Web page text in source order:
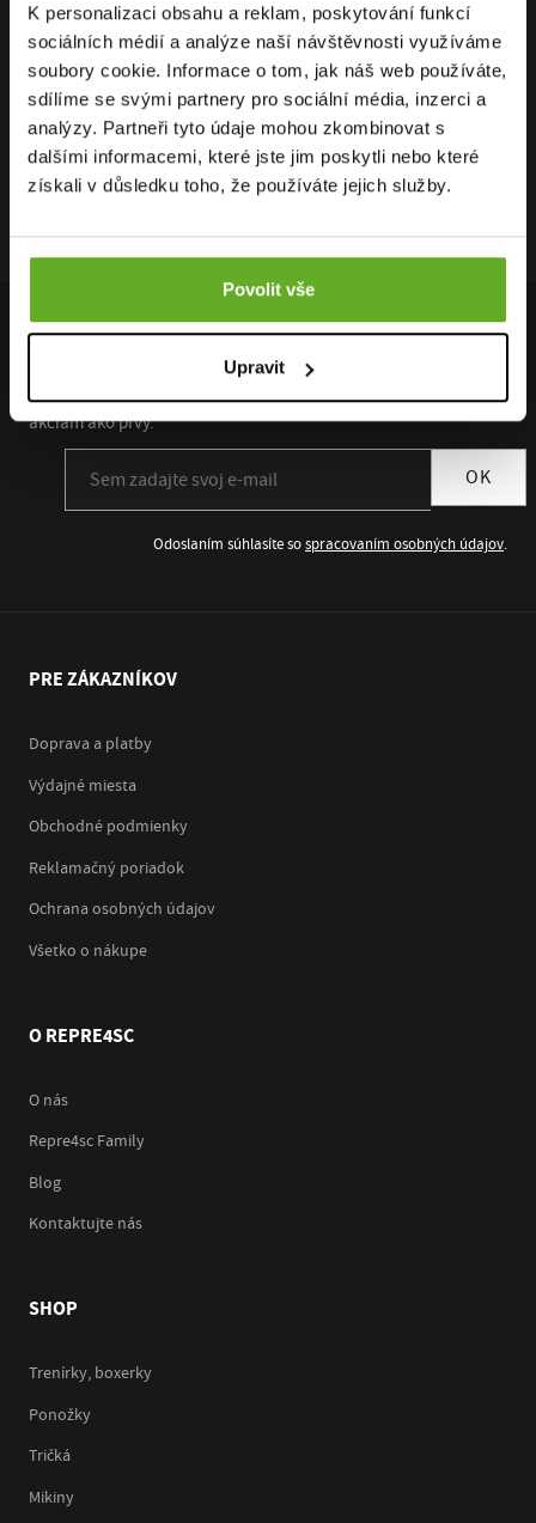
K personalizaci obsahu a reklam, poskytování funkcí
sociálních médií a analýze naší návštěvnosti využíváme
soubory cookie. Informace o tom, jak náš web používáte,
sdílíme se svými partnery pro sociální média, inzerci a
analýzy. Partneři tyto údaje mohou zkombinovat s
dalšími informacemi, které jste jim poskytli nebo které
získali v důsledku toho, že používáte jejich služby.
Povolit vše
Upravit
PRIAMO OD
VÝROBCU
OSOBNÝ
ODBER
DOPRAVA
ZADARMO
RÝCHLE
ZÁRUKA
RECENZIE
akciám ako prvý.
OK
Odoslaním súhlasíte sospracovaním osobných údajov.
PRE ZÁKAZNÍKOV
Doprava a platby
Výdajné miesta
Obchodné podmienky
Reklamačný poriadok
Ochrana osobných údajov
Všetko o nákupe
O REPRE4SC
O nás
Repre4sc Family
Blog
Kontaktujte nás
SHOP
Trenírky, boxerky
Ponožky
Tričká
Mikiny